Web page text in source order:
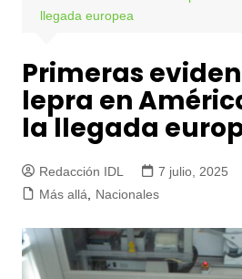
llegada europea
Primeras
lepra en
la llegada
Redacción IDL
7 julio, 2025
Más allá, Nacionales